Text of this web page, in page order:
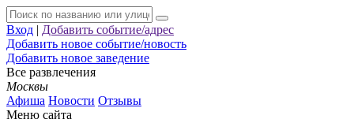
Вход | Добавить событие/адрес
Добавить новое событие/новость
Добавить новое заведение
Все развлечения
Москвы
Афиша Новости Отзывы
Меню сайта